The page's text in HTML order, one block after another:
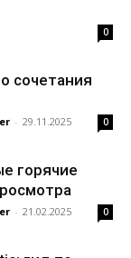
0
сочетания
- 29.11.2025 0
горячие
- 21.02.2025 0